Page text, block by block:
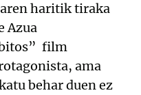
haritik tiraka
Azua
film
ama
behar duen ez